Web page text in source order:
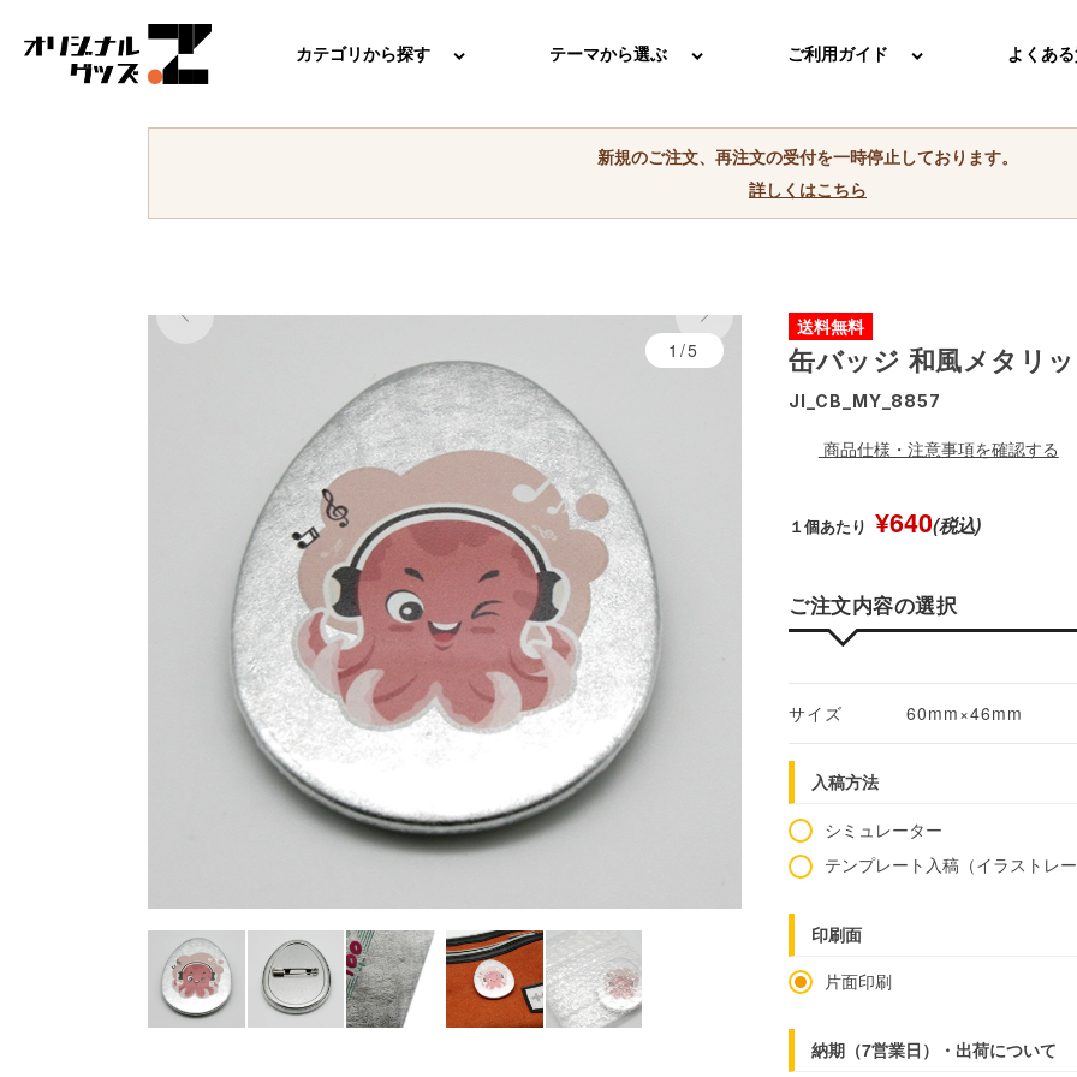
カテゴリから探す テーマから選ぶ ご利用ガイド よくあ
新規のご注文、再注文の受付を一時停止しております。
詳しくはこちら
1/5
送料無料
缶バッジ 和風メタリ
JI_CB_MY_8857
商品仕様・注意事項を確認する
１個あたり ¥640(税込)
ご注文内容の選択
サイズ 60mm×46mm
入稿方法
シミュレーター
テンプレート入稿（イラストレ
印刷面
片面印刷
納期（7営業日）・出荷について